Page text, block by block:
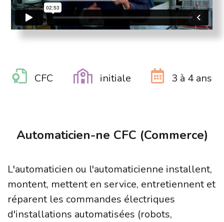
CFC initiale 3 à 4 ans
Automaticien-ne CFC (Commerce)
L'automaticien ou l'automaticienne installent,
montent, mettent en service, entretiennent et
réparent les commandes électriques
d'installations automatisées (robots,